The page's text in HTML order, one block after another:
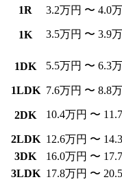
1R
3.2万円 〜 4.0
1K 3.5万円 〜 3.9
1DK 5.5万円 〜 6.3
1LDK 7.6万円 〜 8.8
2DK 10.4万円 〜
2LDK 12.6万円 〜
3DK
16.0万円 〜
3LDK 17.8万円 〜